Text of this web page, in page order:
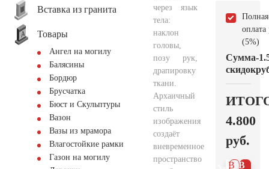
Вставка из гранита
Товары
Ангел на могилу
Балясины
Бордюр
Брусчатка
Бюст и Скульптуры
Вазон
Вазы из мрамора
Влагостойкие рамки
Газон на могилу
через язык
тела:
наклон
головы,
позу рук,
драпировку
ткани.
Архаичный
стиль
изображения
создаёт
вневременное
пространство
Полная
оплата
(5%)
Сумма
скидок
-
4.800
руб.
В
В 1